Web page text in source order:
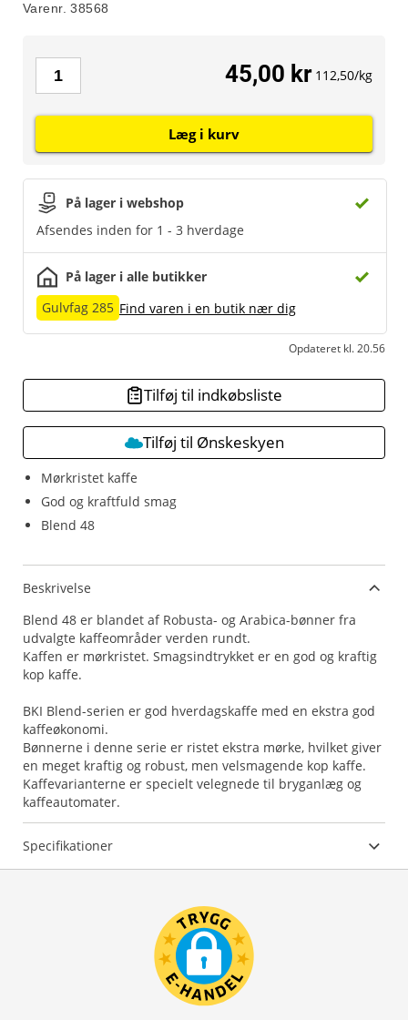
Varenr. 38568
Mørkristet kaffe
God og kraftfuld smag
Blend 48
På lager i webshop
Afsendes inden for 1 - 3 hverdage
På lager i alle butikker
Gulvfag 285 Find varen i en butik nær dig
Opdateret kl. 20.56
45,00 kr 112,50/kg
Læg i kurv
Tilføj til indkøbsliste
Tilføj til Ønskeskyen
Beskrivelse
Blend 48 er blandet af Robusta- og Arabica-bønner fra
udvalgte kaffeområder verden rundt.
Kaffen er mørkristet. Smagsindtrykket er en god og kraftig
kop kaffe.
BKI Blend-serien er god hverdagskaffe med en ekstra god
kaffeøkonomi.
Bønnerne i denne serie er ristet ekstra mørke, hvilket giver
en meget kraftig og robust, men velsmagende kop kaffe.
Kaffevarianterne er specielt velegnede til bryganlæg og
kaffeautomater.
Specifikationer